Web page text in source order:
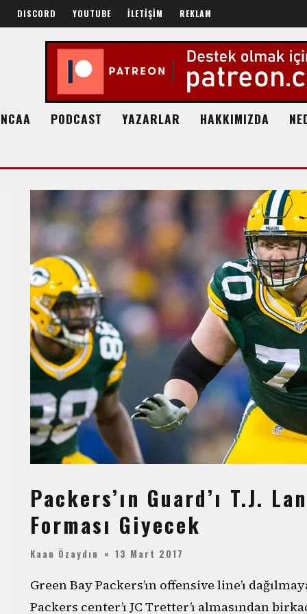
DISCORD YOUTUBE İLETİŞİM REKLAM
NCAA PODCAST YAZARLAR HAKKIMIZDA
Packers’ın Guard’ı T.J.
Forması Giyecek
Kaan Özaydın 13 Mart 2017
Green Bay Packers’ın offensive line’ı
Packers center’ı JC Tretter’ı almasından